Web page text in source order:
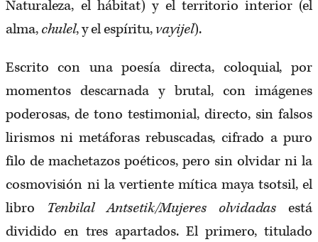
Naturaleza, el hábitat) y el territorio interior (el
alma,chulel, y el espíritu,vayijel).
Escrito con una poesía directa, coloquial, por
momentos descarnada y brutal, con imágenes
poderosas, de tono testimonial, directo, sin falsos
lirismos ni metáforas rebuscadas, cifrado a puro
filo de machetazos poéticos, pero sin olvidar ni la
cosmovisión ni la vertiente mítica maya tsotsil, el
libro Tenbilal Antsetik/Mujeres olvidadas está
dividido en tres apartados. El primero, titulado